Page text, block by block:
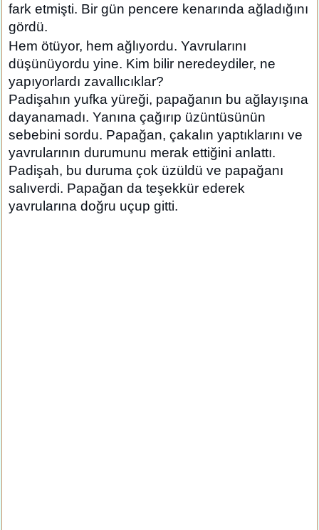
fark etmişti. Bir gün pencere kenarında ağladığını
gördü.
Hem ötüyor, hem ağlıyordu. Yavrularını
düşünüyordu yine. Kim bilir neredeydiler, ne
yapıyorlardı zavallıcıklar?
Padişahın yufka yüreği, papağanın bu ağlayışına
dayanamadı. Yanına çağırıp üzüntüsünün
sebebini sordu. Papağan, çakalın yaptıklarını ve
yavrularının durumunu merak ettiğini anlattı.
Padişah, bu duruma çok üzüldü ve papağanı
salıverdi. Papağan da teşekkür ederek
yavrularına doğru uçup gitti.